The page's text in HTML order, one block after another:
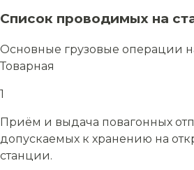
Список проводимых на
Основные грузовые операции
Товарная
1
Приём и выдача повагонных
допускаемых к хранению на
станции.